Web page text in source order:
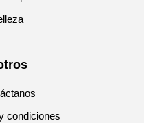
condiciones